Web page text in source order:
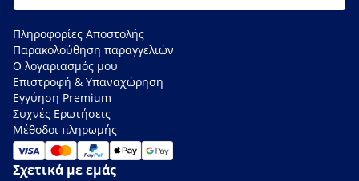
Πληροφορίες Αποστολής
Παρακολούθηση παραγγελιών
Ο λογαριασμός μου
Επιστροφή & Υπαναχώρηση
Εγγύηση Premium
Συχνές Ερωτήσεις
Μέθοδοι πληρωμής
Σχετικά με εμάς